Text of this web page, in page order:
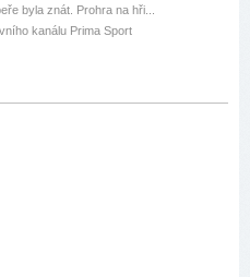
byla znát. Prohra na hři...
kanálu Prima Sport